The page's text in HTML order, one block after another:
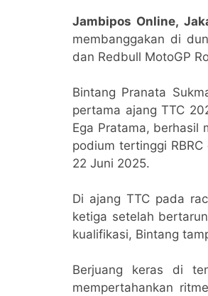
Jambipos Online,
membanggakan di
dan Redbull MotoGP
Bintang Pranata
pertama ajang TTC
Ega Pratama, berhasil
podium tertinggi
22 Juni 2025.
Di ajang TTC pada
ketiga setelah
kualifikasi, Bintang
Berjuang keras di
mempertahankan